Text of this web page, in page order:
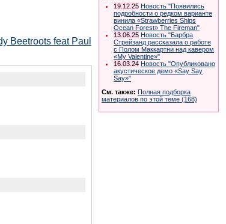
Beetroots feat Paul
19.12.25 Новость "Появились
подробности о редком варианте
винила «Strawberries Ships
Ocean Forest» The Fireman"
13.06.25 Новость "Барбра
Стрейзанд рассказала о работе
с Полом Маккартни над кавером
«My Valentine»"
16.03.24 Новость "Опубликовано
акустическое демо «Say Say
Say»"
См. также: Полная подборка
материалов по этой теме (168)